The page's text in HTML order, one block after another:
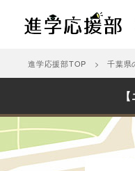
進学応援部TOP 千葉県